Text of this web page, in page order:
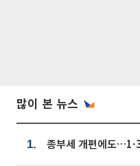
많이 본 뉴스
1.